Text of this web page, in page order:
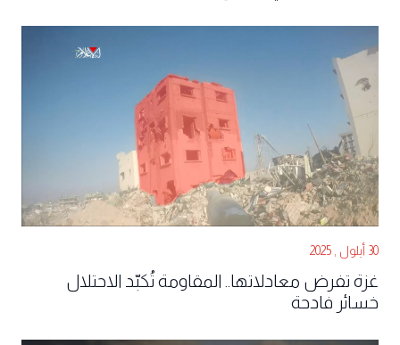
30 أيلول , 2025
غزة تفرض معادلاتها.. المقاومة تُكبّد الاحتلال
خسائر فادحة